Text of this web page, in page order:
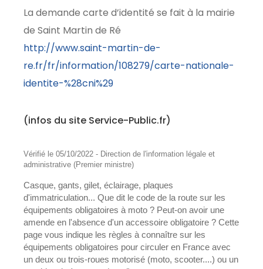
La demande carte d’identité se fait à la mairie
de Saint Martin de Ré
http://www.saint-martin-de-
re.fr/fr/information/108279/carte-nationale-
identite-%28cni%29
(infos du site Service-Public.fr)
Vérifié le 05/10/2022 - Direction de l'information légale et
administrative (Premier ministre)
Casque, gants, gilet, éclairage, plaques
d'immatriculation... Que dit le code de la route sur les
équipements obligatoires à moto ? Peut-on avoir une
amende en l'absence d'un accessoire obligatoire ? Cette
page vous indique les règles à connaître sur les
équipements obligatoires pour circuler en France avec
un deux ou trois-roues motorisé (moto, scooter....) ou un